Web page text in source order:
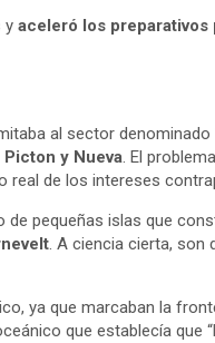
y aceleró los preparativos
al sector denominado
y Nueva. El
real de los intereses
pequeñas islas que
. A ciencia cierta, son
ya que marcaban la
que establecía que